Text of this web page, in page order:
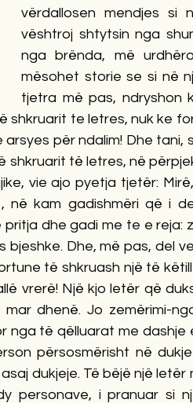
vërdallosen mendjes si
vështroj shtytsin nga
nga brënda, më
mësohet storie se si në
tjetra më pas, ndryshon
shkruarit te letres, nuk ke
për ndalim! Dhe tani,
shkruarit të letres, në
vie ajo pyetja tjetër:
në kam gadishmëri që i
dhe gadi me te e reja:
bjeshke. Dhe, më pas, del
të shkruash një të
vrerë! Një kjo letër që
dhenë. Jo zemërimi-
nga të qëlluarat me dashje
përsosmërisht në
dukjeje. Të bëjë një letër
personave, i pranuar si